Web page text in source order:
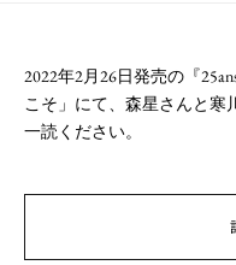
2022年2月26日発売の『
こそ」にて、森星さんと寒
一読ください。